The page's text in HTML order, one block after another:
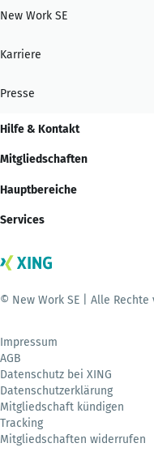
New Work SE
Karriere
Presse
Hilfe & Kontakt
Mitgliedschaften
Hauptbereiche
Services
© New Work SE | Alle
Impressum
AGB
Datenschutz bei XING
Datenschutzerklärung
Mitgliedschaft kündigen
Tracking
Mitgliedschaften widerrufen